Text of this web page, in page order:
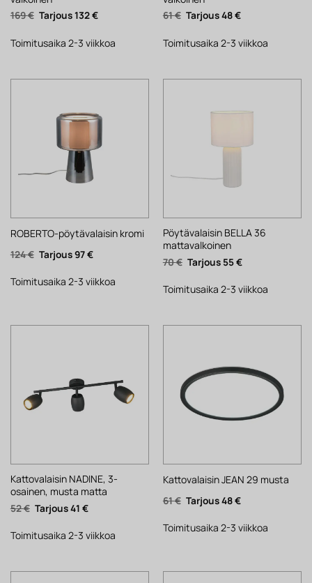
169€ Alkuperäinen
hinta
169 €.
132€Nykyinen
132 €.
Toimitusaika 2-3 viikkoa
61€ Alkuperäinen
hinta
61 €.
48€Nykyinen
48 €.
Toimitusaika 2-3 viikkoa
ROBERTO-pöytävalaisin kromi
124€ Alkuperäinen
hinta
124 €.
97€Nykyinen
97 €.
Toimitusaika 2-3 viikkoa
Pöytävalaisin BELLA 36
mattavalkoinen
70€ Alkuperäinen
hinta
70 €.
55€Nykyinen
55 €.
Toimitusaika 2-3 viikkoa
Kattovalaisin NADINE, 3-
osainen, musta matta
52€ Alkuperäinen
hinta
52 €.
41 €Nykyinen
41 €.
Toimitusaika 2-3 viikkoa
Kattovalaisin JEAN 29 musta
61€ Alkuperäinen
hinta
61 €.
48€Nykyinen
48 €.
Toimitusaika 2-3 viikkoa